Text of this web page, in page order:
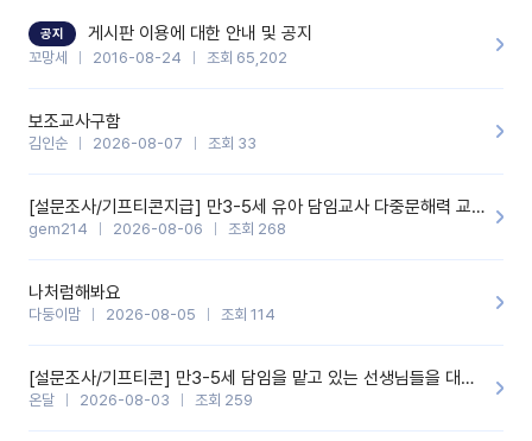
기능을 개발해 주셔서 감사합니다.
공지 게시판 이용에 대한 안내 및 공지
꼬망세 2016-08-24 조회 65,202
보조교사구함
김인순 2026-08-07 조회 33
[설문조사/기프티콘지급] 만3-5세 유아 담임교사 다중문해력 교육 증진을 위한 설문조사
gem214 2026-08-06 조회 268
나처럼해봐요
다둥이맘 2026-08-05 조회 114
[설문조사/기프티콘] 만3-5세 담임을 맡고 있는 선생님들을 대상으로 설문조사를 합니다!
온달 2026-08-03 조회 259